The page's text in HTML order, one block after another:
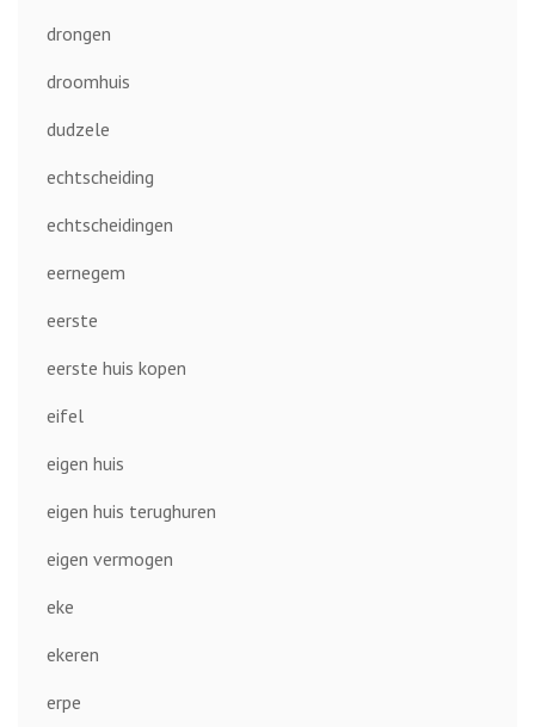
drongen
droomhuis
dudzele
echtscheiding
echtscheidingen
eernegem
eerste
eerste huis kopen
eifel
eigen huis
eigen huis terughuren
eigen vermogen
eke
ekeren
erpe